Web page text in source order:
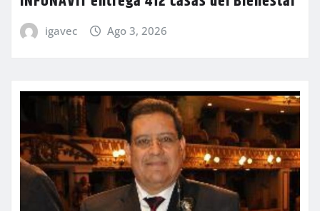
igavec Ago 3, 2026